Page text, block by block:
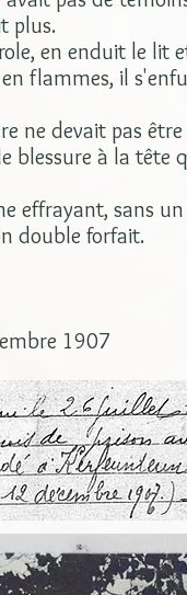
plus.
en enduit le lit
flammes, il
ne devait pas
blessure à la tête
effrayant, sans
double forfait.
1907